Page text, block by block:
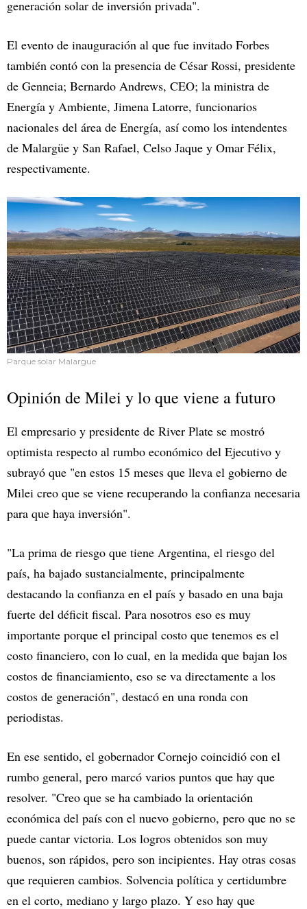
generación solar de inversión privada".
El evento de inauguración al que fue invitado Forbes
también contó con la presencia de César Rossi, presidente
de Genneia; Bernardo Andrews, CEO; la ministra de
Energía y Ambiente, Jimena Latorre, funcionarios
nacionales del área de Energía, así como los intendentes
de Malargüe y San Rafael, Celso Jaque y Omar Félix,
respectivamente.
Parque solar Malargue
Opinión de Milei y lo que viene a futuro
El empresario y presidente de River Plate se mostró
optimista respecto al rumbo económico del Ejecutivo y
subrayó que "en estos 15 meses que lleva el gobierno de
Milei creo que se viene recuperando la confianza necesaria
para que haya inversión".
"La prima de riesgo que tiene Argentina, el riesgo del
país, ha bajado sustancialmente, principalmente
destacando la confianza en el país y basado en una baja
fuerte del déficit fiscal. Para nosotros eso es muy
importante porque el principal costo que tenemos es el
costo financiero, con lo cual, en la medida que bajan los
costos de financiamiento, eso se va directamente a los
costos de generación", destacó en una ronda con
periodistas.
En ese sentido, el gobernador Cornejo coincidió con el
rumbo general, pero marcó varios puntos que hay que
resolver. "Creo que se ha cambiado la orientación
económica del país con el nuevo gobierno, pero que no se
puede cantar victoria. Los logros obtenidos son muy
buenos, son rápidos, pero son incipientes. Hay otras cosas
que requieren cambios. Solvencia política y certidumbre
en el corto, mediano y largo plazo. Y eso hay que